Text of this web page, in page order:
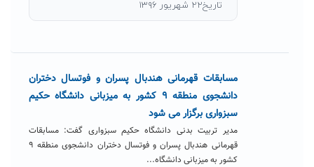
تاریخ۲۲ شهریور ۱۳۹۶
مسابقات قهرمانی هندبال پسران و فوتسال دختران
دانشجوی منطقه ۹ کشور به میزبانی دانشگاه حکیم
سبزواری برگزار می شود
مدیر تربیت بدنی دانشگاه حکیم سبزواری گفت: مسابقات
قهرمانی هندبال پسران و فوتسال دختران دانشجوی منطقه ۹
کشور به میزبانی دانشگاه...